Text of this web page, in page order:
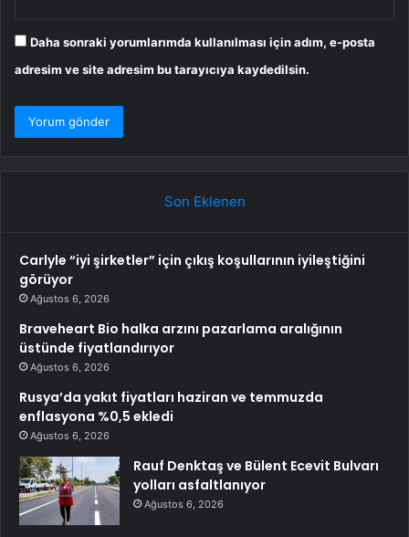
Daha sonraki yorumlarımda kullanılması için adım, e-posta
adresim ve site adresim bu tarayıcıya kaydedilsin.
Son Eklenen
Carlyle “iyi şirketler” için çıkış koşullarının iyileştiğini
görüyor
Ağustos 6, 2026
Braveheart Bio halka arzını pazarlama aralığının
üstünde fiyatlandırıyor
Ağustos 6, 2026
Rusya’da yakıt fiyatları haziran ve temmuzda
enflasyona %0,5 ekledi
Ağustos 6, 2026
Rauf Denktaş ve Bülent Ecevit Bulvarı
yolları asfaltlanıyor
Ağustos 6, 2026